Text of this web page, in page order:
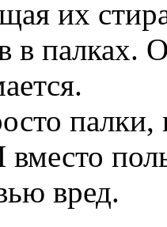
их
в палках.
вместо
вред.